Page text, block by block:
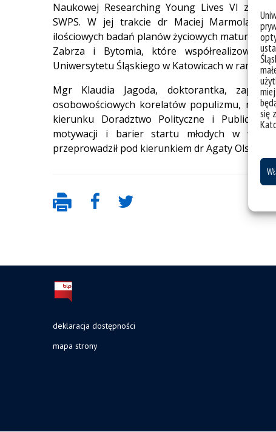
się
Naukowej Researching Young Lives VI
SWPS. W jej trakcie dr Maciej Marmola
ilościowych badań planów życiowych
Zabrza i Bytomia, które
Uniwersytetu Śląskiego w Katowicach w ramach
Mgr Klaudia Jagoda, doktorantka,
osobowościowych korelatów populizmu,
kierunku Doradztwo Polityczne i Publiczne
motywacji i barier startu młodych w
przeprowadził pod kierunkiem dr Agaty
deklaracja dostępności
mapa strony